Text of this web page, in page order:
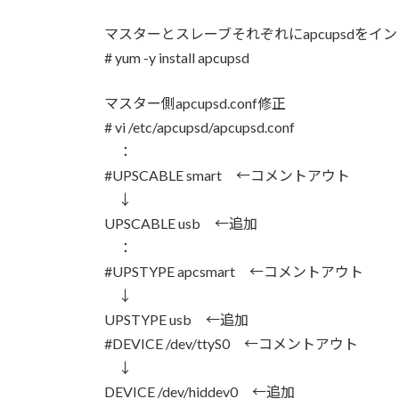
マスターとスレーブそれぞれにapcupsdをイ
# yum -y install apcupsd
マスター側apcupsd.conf修正
# vi /etc/apcupsd/apcupsd.conf
：
#UPSCABLE smart ←コメントアウト
↓
UPSCABLE usb ←追加
：
#UPSTYPE apcsmart ←コメントアウト
↓
UPSTYPE usb ←追加
#DEVICE /dev/ttyS0 ←コメントアウト
↓
DEVICE /dev/hiddev0 ←追加